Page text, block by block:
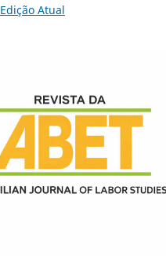
Edição Atual